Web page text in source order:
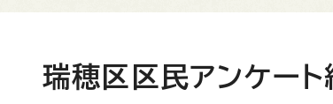
瑞穂区区民アンケート